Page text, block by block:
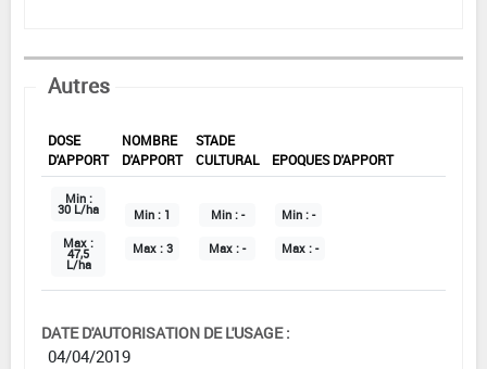
Autres
DOSE
D'APPORT
NOMBRE
D'APPORT
STADE
CULTURAL
EPOQUES D'APPORT
Min :
30 L/ha
Max :
47,5
L/ha
Min : 1
Max : 3
Min : -
Max : -
Min : -
Max : -
DATE D'AUTORISATION DE L'USAGE :
04/04/2019